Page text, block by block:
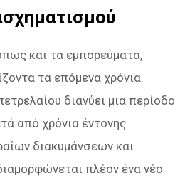
και τα εμπορεύματα,
τα επόμενα χρόνια.
διανύει μια περίοδο
από χρόνια έντονης
διακυμάνσεων και
πλέον ένα νέο